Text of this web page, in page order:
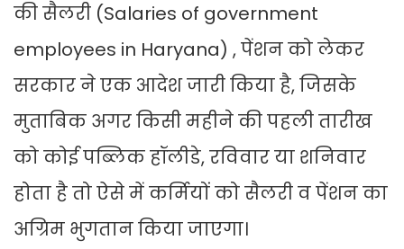
की सैलरी (Salaries of government
employees in Haryana) , पेंशन को लेकर
सरकार ने एक आदेश जारी किया है, जिसके
मुताबिक अगर किसी महीने की पहली तारीख
को कोई पब्लिक हॉलीडे, रविवार या शनिवार
होता है तो ऐसे में कर्मियों को सैलरी व पेंशन का
अग्रिम भुगतान किया जाएगा।